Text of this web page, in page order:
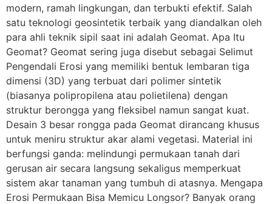
modern, ramah lingkungan, dan terbukti efektif. Salah
satu teknologi geosintetik terbaik yang diandalkan oleh
para ahli teknik sipil saat ini adalah Geomat. Apa Itu
Geomat? Geomat sering juga disebut sebagai Selimut
Pengendali Erosi yang memiliki bentuk lembaran tiga
dimensi (3D) yang terbuat dari polimer sintetik
(biasanya polipropilena atau polietilena) dengan
struktur berongga yang fleksibel namun sangat kuat.
Desain 3 besar rongga pada Geomat dirancang khusus
untuk meniru struktur akar alami vegetasi. Material ini
berfungsi ganda: melindungi permukaan tanah dari
gerusan air secara langsung sekaligus memperkuat
sistem akar tanaman yang tumbuh di atasnya. Mengapa
Erosi Permukaan Bisa Memicu Longsor? Banyak orang